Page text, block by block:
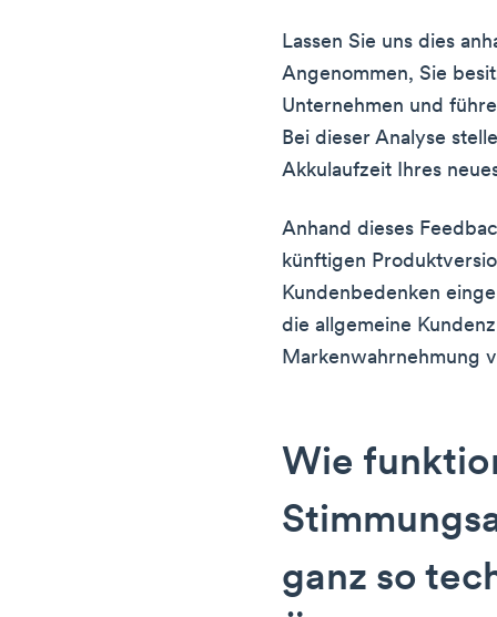
Lassen Sie uns dies
Angenommen, Sie
Unternehmen und
Bei dieser Analyse
Akkulaufzeit Ihres
Anhand dieses
künftigen
Kundenbedenken
die allgemeine
Markenwahrnehmung
Wie
ganz so